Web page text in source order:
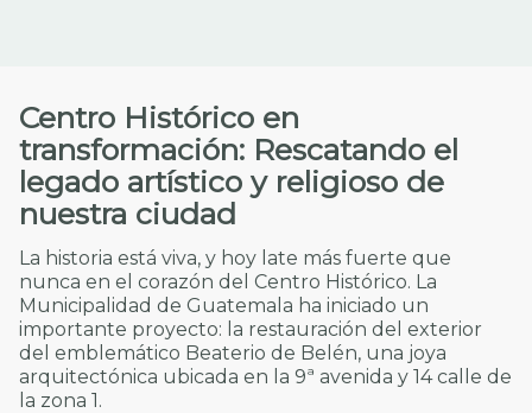
Centro Histórico en
transformación: Rescatando el
legado artístico y religioso de
nuestra ciudad
La historia está viva, y hoy late más fuerte que
nunca en el corazón del Centro Histórico. La
Municipalidad de Guatemala ha iniciado un
importante proyecto: la restauración del exterior
del emblemático Beaterio de Belén, una joya
arquitectónica ubicada en la 9ª avenida y 14 calle de
la zona 1.